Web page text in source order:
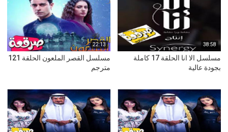
38:58
مسلسل الا انا الحلقة 17 كاملة
بجودة عالية
22:13
مسلسل القصر الملعون الحلقة 121
مترجم